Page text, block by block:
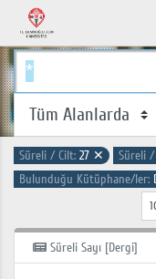
Süreli / Cilt: 27 ✕ Süreli /
Bulunduğu Kütüphane/ler:
Süreli Sayı [Dergi]